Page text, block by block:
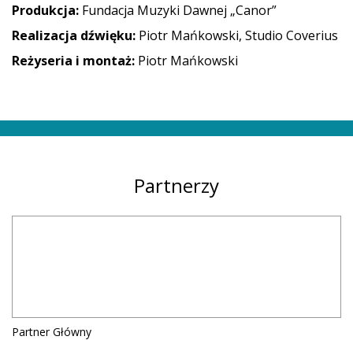
Produkcja: Fundacja Muzyki Dawnej „Canor”
Realizacja dźwięku: Piotr Mańkowski, Studio Coverius
Reżyseria i montaż: Piotr Mańkowski
Partnerzy
Partner Główny